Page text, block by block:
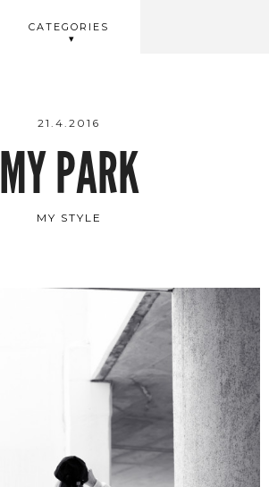
CATEGORIES
BEAUTY
21.4.2016
MY PARK
MY STYLE